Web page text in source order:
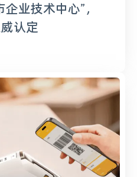
业技术中心”，
认定